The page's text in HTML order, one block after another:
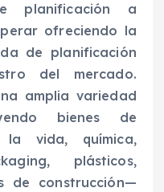
planificación a
ofreciendo la
de planificación
del mercado.
amplia variedad
bienes de
la vida, química,
plásticos,
de construcción—